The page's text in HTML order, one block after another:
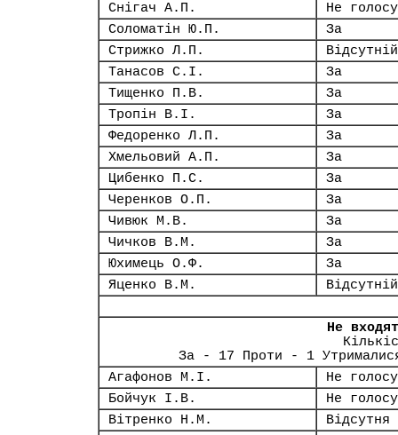
Снігач А.П.
Не
Соломатін Ю.П.
За
Стрижко Л.П.
Відсутній
Танасов С.І.
За
Тищенко П.В.
За
Тропін В.І.
За
Федоренко Л.П.
За
Хмельовий А.П.
За
Цибенко П.С.
За
Черенков О.П.
За
Чивюк М.В.
За
Чичков В.М.
За
Юхимець О.Ф.
За
Яценко В.М.
Відсутній
Не
За - 17 Проти - 1
Агафонов М.І.
Не
Бойчук І.В.
Не
Вітренко Н.М.
Відсутня